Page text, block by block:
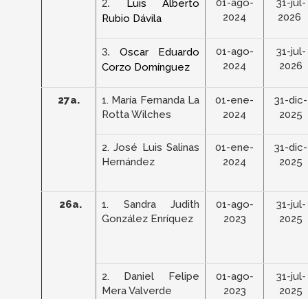
2. Luis Alberto
Rubio Dávila
01-ago-
2024
31-jul-
2026
3. Oscar Eduardo
Corzo Domínguez
01-ago-
2024
31-jul-
2026
27a.
1. María Fernanda La
Rotta Wilches
01-ene-
2024
31-dic-
2025
2. José Luis Salinas
Hernández
01-ene-
2024
31-dic-
2025
26a.
1. Sandra Judith
González Enríquez
01-ago-
2023
31-jul-
2025
2. Daniel Felipe
Mera Valverde
01-ago-
2023
31-jul-
2025